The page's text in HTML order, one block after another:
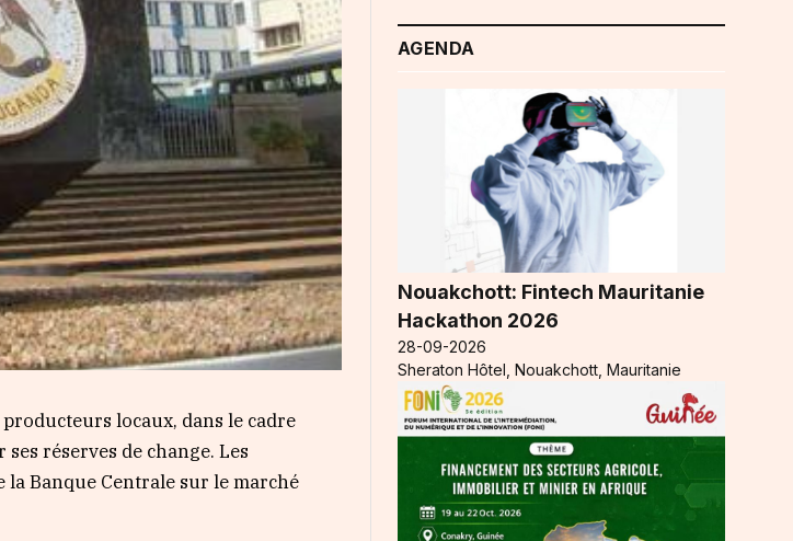
producteurs locaux, dans le cadre
réserves de change. Les
Banque Centrale sur le marché
AGENDA
Nouakchott: Fintech Mauritanie
Hackathon 2026
28-09-2026
Sheraton Hôtel, Nouakchott, Mauritanie